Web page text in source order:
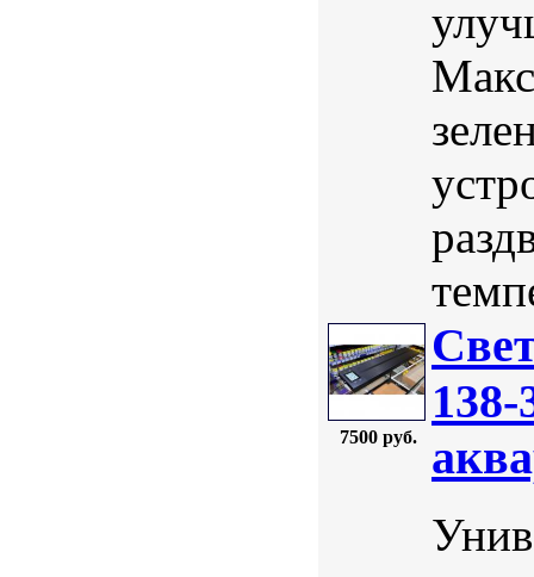
7500 руб.
138-